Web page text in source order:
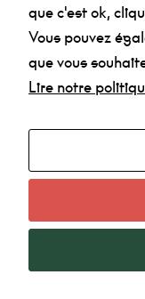
Agenda
Mentions
Politique de
que c'est ok,
Vous pouvez
que vous
Lire notre